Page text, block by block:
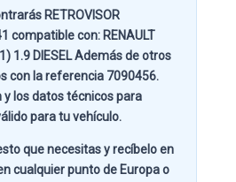
RETROVISOR
compatible con: RENAULT
1.9 DIESELAdemás de otros
con la referencia 7090456.
los datos técnicos para
para tu vehículo.
que necesitas y recíbelo en
cualquier punto de Europa o